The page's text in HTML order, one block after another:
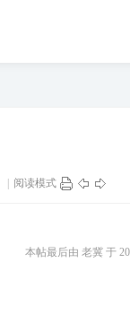
阅读模式
本帖最后由 老冀 于